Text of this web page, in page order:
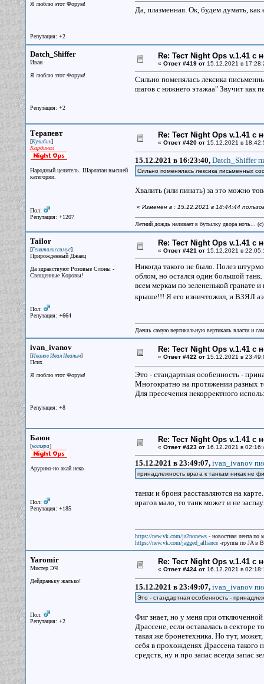
Я люблю этот Форум!
Репутация: +2
Да, плазменная. Ок, будем думать,
Datch_Shiffer
Иван
Я люблю этот Форум!
Репутация: +2
Re: Тест Night Ops v.1.41 с
« Ответ #419 от15.12.2021 в
Сильно поменялась лексика
шагов с нижнего этажаа" Звучит как
Терапевт
[Кулибин]
Кардинал
Народный целитель. Шарлатан высшей
категории.
Пол:
Репутация: +1207
Re: Тест Night Ops v.1.41 с
« Ответ #420 от15.12.2021 в
15.12.2021 в 16:23:40, Datch_Shiffer
Сильно поменялась лексика письменных
Хвалить (или пинать) за это можно
« Изменён в : 15.12.2021 в 18:44:44
Летний дождь наливает в бутылку двора ночь...
Tailor
[Гениталиссимус]
Прирожденный Джаец
Да здравствуют Розовые Слоны -
Священные Коровы!
Пол:
Репутация: +664
Re: Тест Night Ops v.1.41 с
« Ответ #421 от15.12.2021 в
Никогда такого не было. Полез
облом, но остался один большой
всем меркам по зелененькой гранате
крыше!!! Я его изничтожил, и ВЗЯЛ
Даешь самую вертикальную вертикаль власти и
ivan_ivanov
[Иванов Иван Иваныч]
Псих
Я люблю этот Форум!
Репутация: +8
Re: Тест Night Ops v.1.41 с
« Ответ #422 от15.12.2021 в
Это - стандартная особенность -
Многократно на протяжении разных
Для пресечения некорректного
Баюн
[котяра]
Арурико-но акай неко
Пол:
Репутация: +185
Re: Тест Night Ops v.1.41 с
« Ответ #423 от16.12.2021 в
15.12.2021 в 23:49:07, ivan_ivanov
принадлежность врага к танкам никак не
танки и броня расставляются на
врагов мало, то танк может и не
https://new.vk.com/ja2nonews- новостная лента по
https://new.vk.com/jagged_alliance-группа по JA в
Yaromir
Мистер ЭЧ
Дейдраньку жалько!
Пол:
Репутация: +2
Re: Тест Night Ops v.1.41 с
« Ответ #424 от16.12.2021 в
15.12.2021 в 23:49:07, ivan_ivanov
Это - стандартная особенность -
Фиг знает, но у меня при
Драссене, если оставалась в секторе
такая же бронетехника. Но тут,
себя в прохожденях Драссена такого
средств, ну и про запас всегда запас